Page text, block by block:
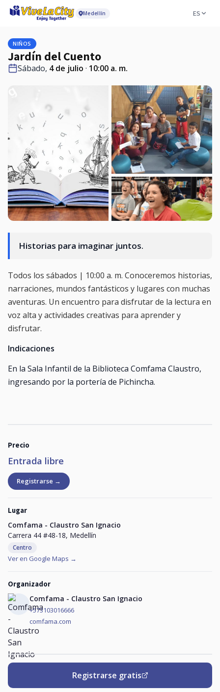
Medellín ES
NIÑOS
Jardín del Cuento
Sábado, 4 de julio · 10:00 a. m.
Historias para imaginar juntos.
Todos los sábados | 10:00 a. m. Conoceremos historias,
narraciones, mundos fantásticos y lugares con muchas
aventuras. Un encuentro para disfrutar de la lectura en
voz alta y actividades creativas para aprender y
disfrutar.
Indicaciones
En la Sala Infantil de la Biblioteca Comfama Claustro,
ingresando por la portería de Pichincha.
Precio
Entrada libre
Registrarse →
Lugar
Comfama - Claustro San Ignacio
Carrera 44 #48-18, Medellín
Centro
Ver en Google Maps →
Organizador
Comfama - Claustro San Ignacio
+573103016666
comfama.com
Registrarse gratis